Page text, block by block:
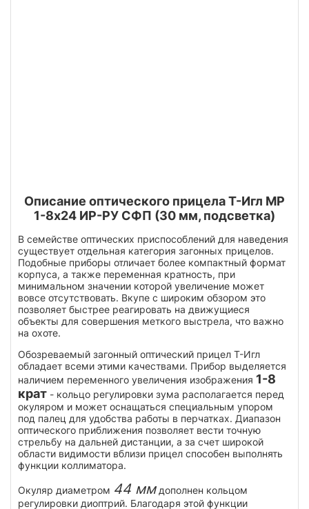
Описание оптического прицела Т-Игл МР
1-8x24 ИР-РУ СФП (30 мм, подсветка)
В семействе оптических приспособлений для наведения
существует отдельная категория загонных прицелов.
Подобные приборы отличает более компактный формат
корпуса, а также переменная кратность, при
минимальном значении которой увеличение может
вовсе отсутствовать. Вкупе с широким обзором это
позволяет быстрее реагировать на движущиеся
объекты для совершения меткого выстрела, что важно
на охоте.
Обозреваемый загонный оптический прицел Т-Игл
обладает всеми этими качествами. Прибор выделяется
наличием переменного увеличения изображения 1-8
крат - кольцо регулировки зума располагается перед
окуляром и может оснащаться специальным упором
под палец для удобства работы в перчатках. Диапазон
оптического приближения позволяет вести точную
стрельбу на дальней дистанции, а за счет широкой
области видимости вблизи прицел способен выполнять
функции коллиматора.
Окуляр диаметром 44 ммдополнен кольцом
регулировки диоптрий. Благодаря этой функции